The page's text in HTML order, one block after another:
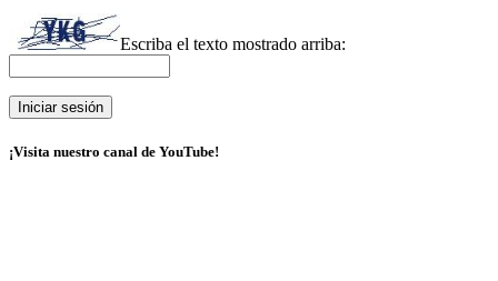
Escriba el texto mostrado arriba:
¡Visita nuestro canal de YouTube!